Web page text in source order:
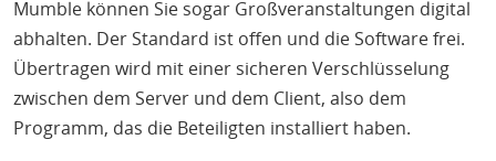
Mumble können Sie sogar Großveranstaltungen digital
abhalten. Der Standard ist offen und die Software frei.
Übertragen wird mit einer sicheren Verschlüsselung
zwischen dem Server und dem Client, also dem
Programm, das die Beteiligten installiert haben.